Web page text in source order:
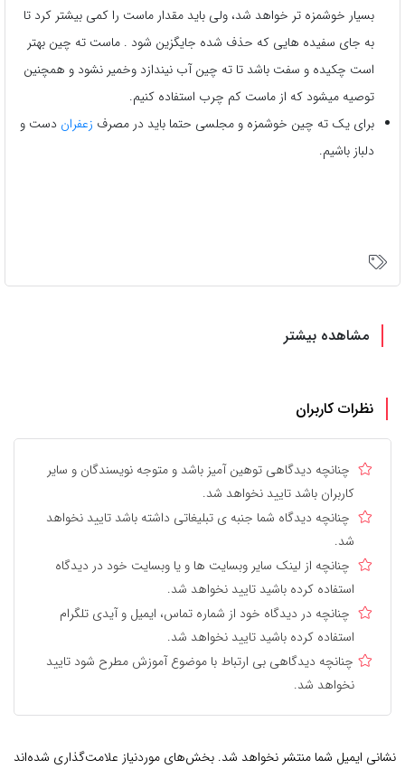
بسیار خوشمزه تر خواهد شد، ولی باید مقدار ماست را کمی بیشتر کرد تا
به جای سفیده هایی که حذف شده جایگزین شود . ماست ته چین بهتر
است چکیده و سفت باشد تا ته چین آب نیندازد وخمیر نشود و همچنین
توصیه میشود که از ماست کم چرب استفاده کنیم.
برای یک ته چین خوشمزه و مجلسی حتما باید در مصرف زعفران دست و
دلباز باشیم.
مشاهده بیشتر
نظرات کاربران
چنانچه دیدگاهی توهین آمیز باشد و متوجه نویسندگان و سایر
کاربران باشد تایید نخواهد شد.
چنانچه دیدگاه شما جنبه ی تبلیغاتی داشته باشد تایید نخواهد
شد.
چنانچه از لینک سایر وبسایت ها و یا وبسایت خود در دیدگاه
استفاده کرده باشید تایید نخواهد شد.
چنانچه در دیدگاه خود از شماره تماس، ایمیل و آیدی تلگرام
استفاده کرده باشید تایید نخواهد شد.
چنانچه دیدگاهی بی ارتباط با موضوع آموزش مطرح شود تایید
نخواهد شد.
نشانی ایمیل شما منتشر نخواهد شد. بخش‌های موردنیاز علامت‌گذاری شده‌اند